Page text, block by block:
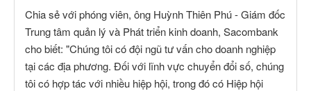
Chia sẻ với phóng viên, ông Huỳnh Thiên Phú - Giám đốc
Trung tâm quản lý và Phát triển kinh doanh, Sacombank
cho biết: "Chúng tôi có đội ngũ tư vấn cho doanh nghiệp
tại các địa phương. Đối với lĩnh vực chuyển đổi số, chúng
tôi có hợp tác với nhiều hiệp hội, trong đó có Hiệp hội